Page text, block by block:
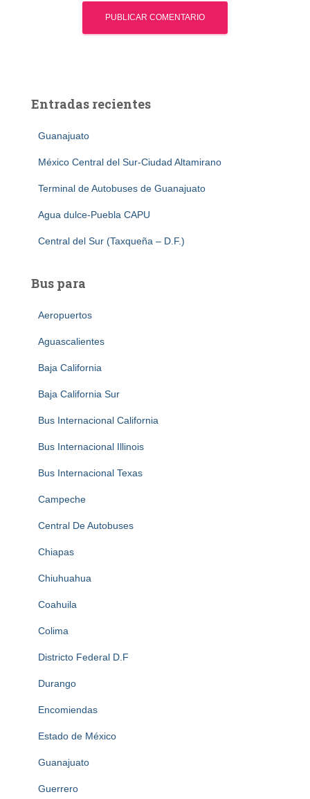
Entradas recientes
Guanajuato
México Central del Sur-Ciudad Altamirano
Terminal de Autobuses de Guanajuato
Agua dulce-Puebla CAPU
Central del Sur (Taxqueña – D.F.)
Bus para
Aeropuertos
Aguascalientes
Baja California
Baja California Sur
Bus Internacional California
Bus Internacional Illinois
Bus Internacional Texas
Campeche
Central De Autobuses
Chiapas
Chiuhuahua
Coahuila
Colima
Districto Federal D.F
Durango
Encomiendas
Estado de México
Guanajuato
Guerrero